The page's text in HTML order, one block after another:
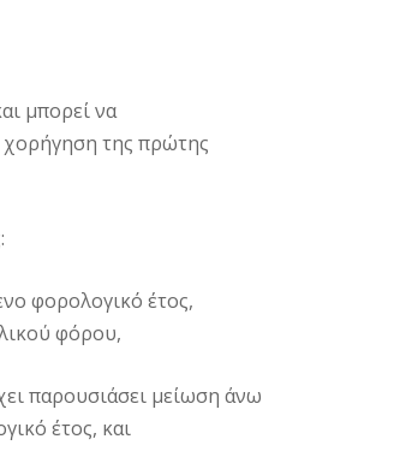
μπορεί να
χορήγηση της πρώτης
φορολογικό έτος,
φόρου,
παρουσιάσει μείωση άνω
έτος, και